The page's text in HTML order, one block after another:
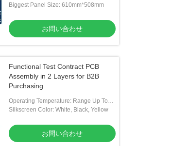
Biggest Panel Size: 610mm*508mm
お問い合わせ
Functional Test Contract PCB
Assembly in 2 Layers for B2B
Purchasing
Operating Temperature: Range Up To
-40 ℃ ~85 ℃
Silkscreen Color: White, Black, Yellow
お問い合わせ